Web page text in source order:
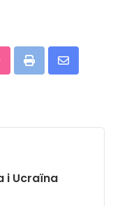
Print
Share
i Ucraïna